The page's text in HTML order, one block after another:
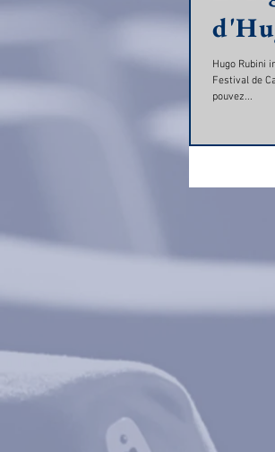
Hugo Rubini
Festival de
pouvez...